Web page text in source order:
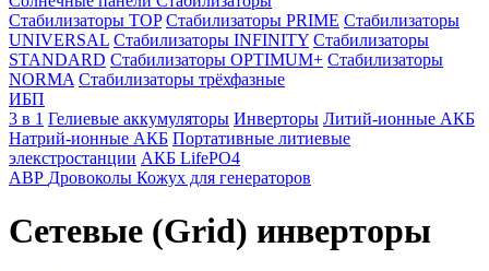
Стабилизаторы TOP Стабилизаторы PRIME Стабилизаторы
UNIVERSAL Стабилизаторы INFINITY Стабилизаторы
STANDARD Стабилизаторы OPTIMUM+ Стабилизаторы
NORMA Стабилизаторы трёхфазные
ИБП
3 в 1 Гелиевые аккумуляторы Инверторы Литий-ионные АКБ
Натрий-ионные АКБ Портативные литиевые
элекстростанции АКБ LifePO4
АВР Дровоколы Кожух для генераторов
Сетевые (Grid) инверторы